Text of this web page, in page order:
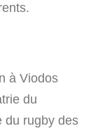
à Viodos
du
du rugby des